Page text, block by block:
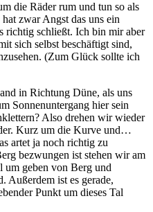
die Räder rum und tun so als
zwar Angst das uns ein
richtig schließt. Ich bin mir aber
sich selbst beschäftigt sind,
(Zum Glück sollte ich
in Richtung Düne, als uns
Sonnenuntergang hier sein
Also drehen wir wieder
Kurz um die Kurve und…
artet ja noch richtig zu
bezwungen ist stehen wir am
um geben von Berg und
Außerdem ist es gerade,
Punkt um dieses Tal